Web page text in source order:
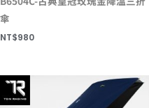
傘
NT$980